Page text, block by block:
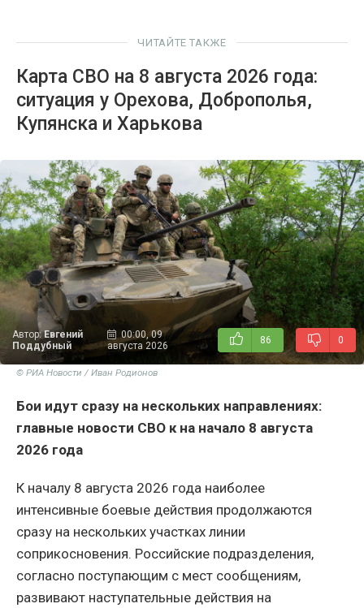
ЧИТАЙТЕ ТАКЖЕ
Карта СВО на 8 августа 2026 года:
ситуация у Орехова, Доброполья,
Купянска и Харькова
Автор:Евгений
Поддубный
00:00, 09
августа 2026
86 0
© РИА Новости / Иван Родионов
Бои идут сразу на нескольких направлениях:
главные новости СВО к на начало 8 августа
2026 года
К началу 8 августа 2026 года наиболее
интенсивные боевые действия продолжаются
сразу на нескольких участках линии
соприкосновения. Российские подразделения,
согласно поступающим с мест сообщениям,
развивают наступательные действия на